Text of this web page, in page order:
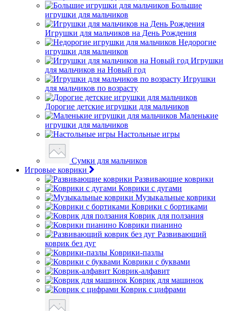
Большие
игрушки для мальчиков
Игрушки для мальчиков на День Рождения
Недорогие
игрушки для мальчиков
Игрушки
для мальчиков на Новый год
Игрушки
для мальчиков по возрасту
Дорогие детские игрушки для мальчиков
Маленькие
игрушки для мальчиков
Настольные игры
Сумки для мальчиков
Игровые коврики
Развивающие коврики
Коврики с дугами
Музыкальные коврики
Коврики с бортиками
Коврик для ползания
Коврики пианино
Развивающий
коврик без дуг
Коврики-пазлы
Коврики с буквами
Коврик-алфавит
Коврик для машинок
Коврик с цифрами